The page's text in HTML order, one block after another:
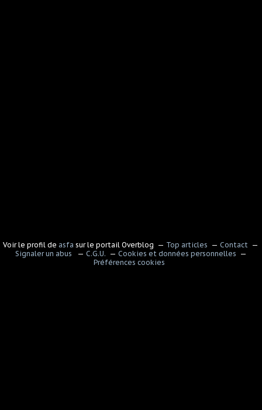
Voir le profil de asfa sur le portail Overblog Top articles
Contact
Signaler un abus
C.G.U.
Cookies et données personnelles
Préférences cookies